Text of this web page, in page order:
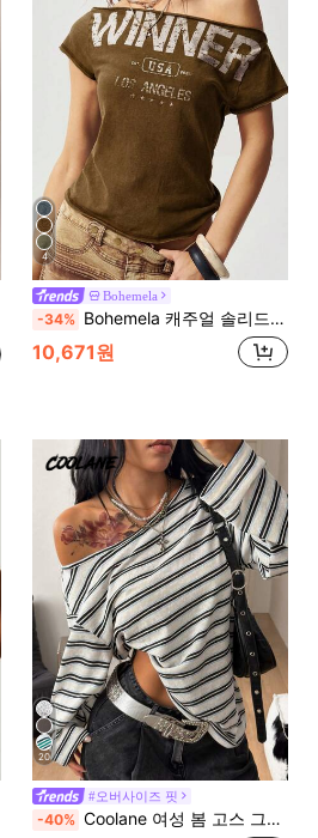
4
Bohemela
-34% Bohemela 캐주얼 솔리드 컬러 니트 보트넥 반팔 여성 티셔츠
10,671원
20
#오버사이즈 핏
-40% Coolane 여성 봄 고스 그런지 Y2K 큐피드 그래픽 편안한 비대칭 넥 오프숄더 긴팔 티셔츠, X 라파엘 마차도